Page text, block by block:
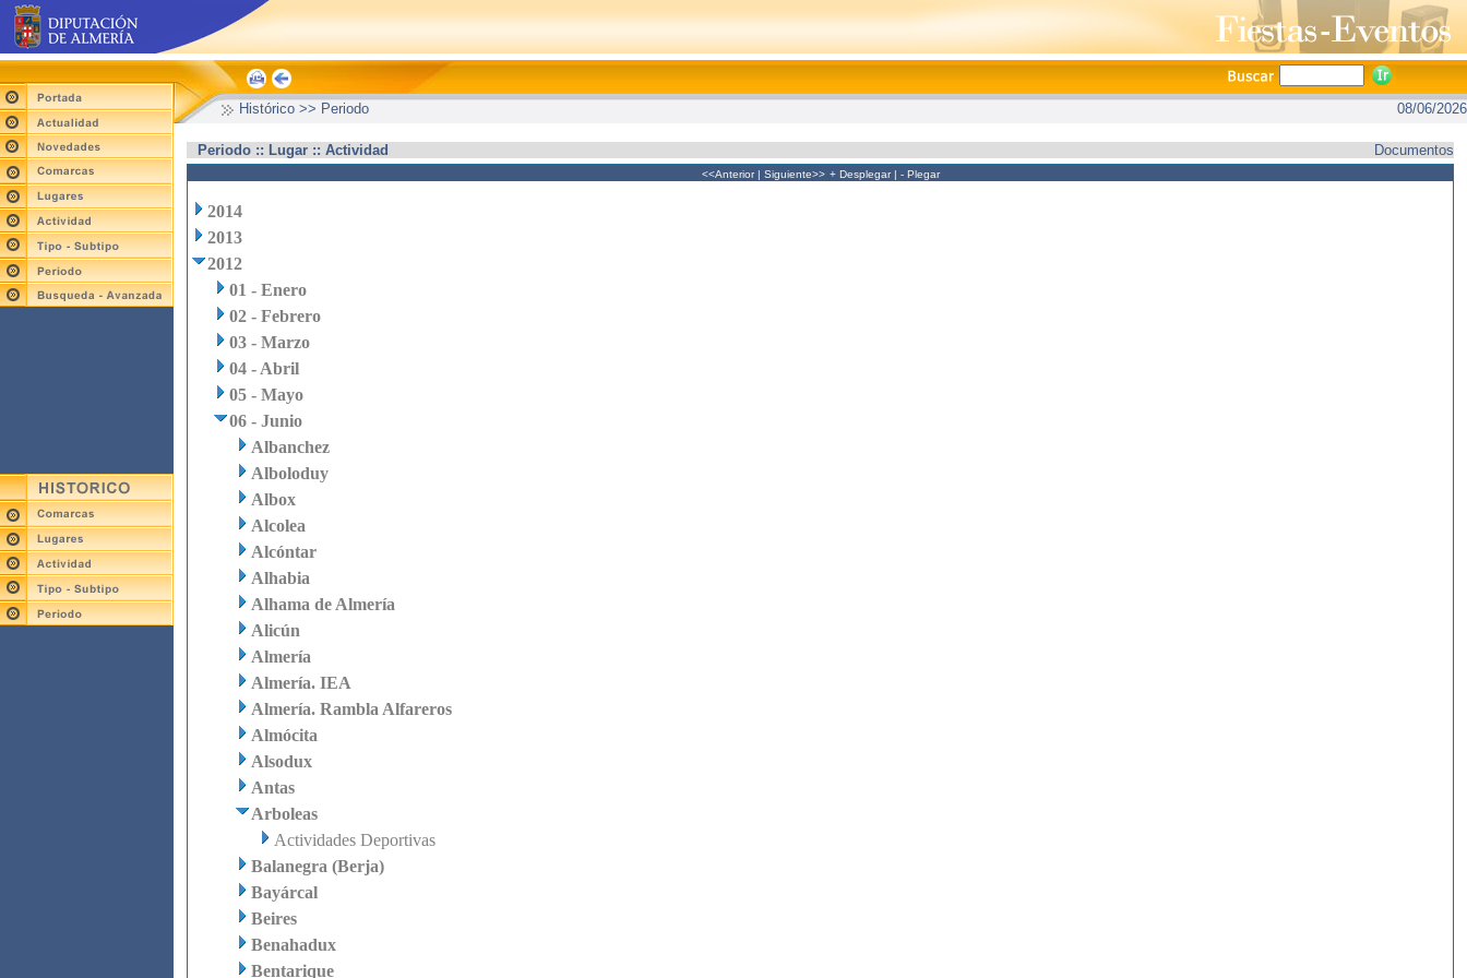
Histórico >> Periodo 08/06/2026
Periodo :: Lugar :: Actividad Documentos
<<Anterior| Siguiente>> + Desplegar| - Plegar
2014
2013
2012
01 - Enero
02 - Febrero
03 - Marzo
04 - Abril
05 - Mayo
06 - Junio
Albanchez
Alboloduy
Albox
Alcolea
Alcóntar
Alhabia
Alhama de Almería
Alicún
Almería
Almería. IEA
Almería. Rambla Alfareros
Almócita
Alsodux
Antas
Arboleas
Actividades Deportivas
Balanegra (Berja)
Bayárcal
Beires
Benahadux
Bentarique